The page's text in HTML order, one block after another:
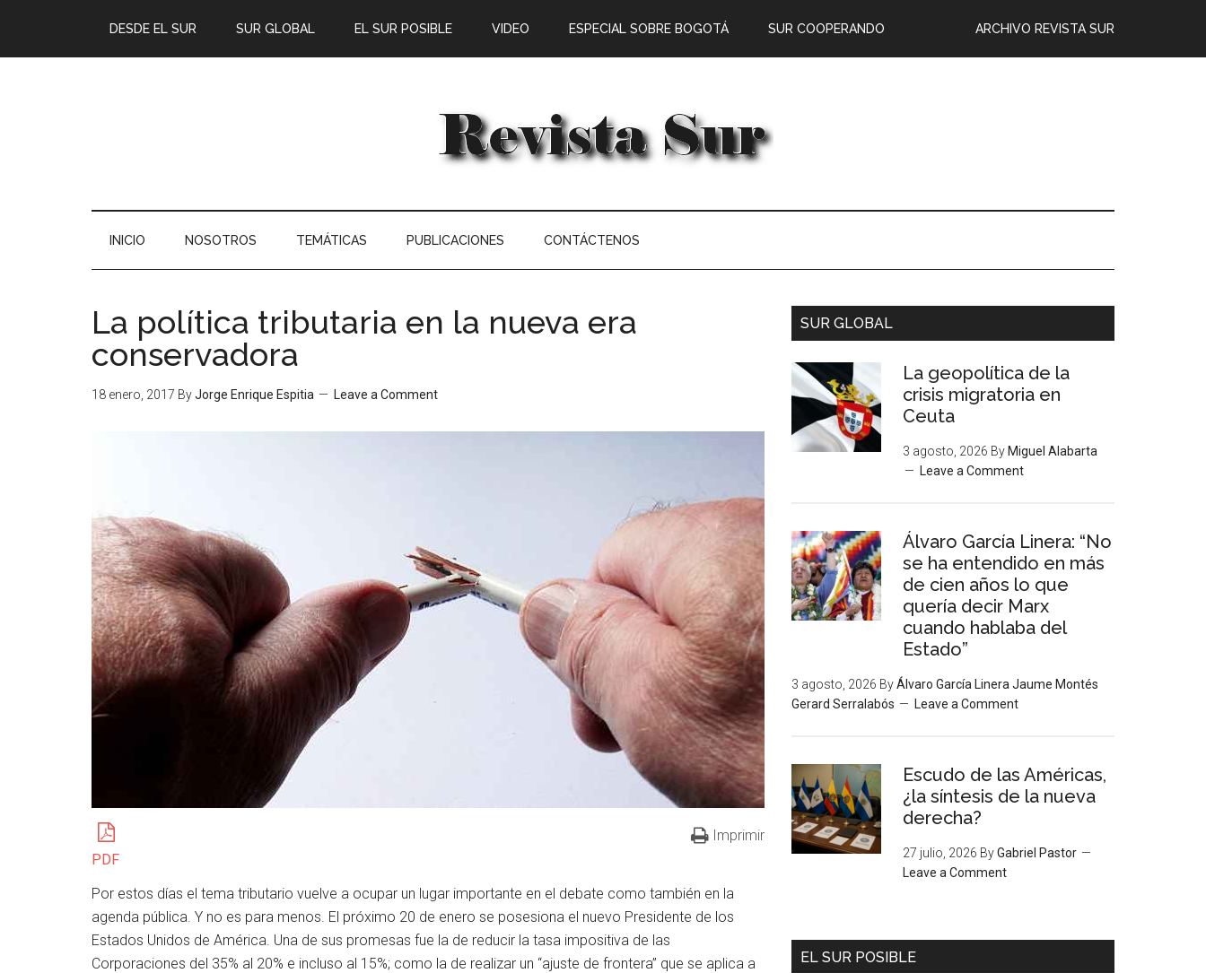
DESDE EL SUR SUR GLOBAL EL SUR POSIBLE ARCHIVO REVISTA SUR
VIDEO ESPECIAL SOBRE BOGOTÁ SUR COOPERANDO
INICIO NOSOTROS TEMÁTICAS PUBLICACIONES CONTÁCTENOS
La política tributaria en la nueva era
conservadora
18 enero, 2017 ByJorge Enrique Espitia Leave a Comment
PDF
Imprimir
Por estos días el tema tributario vuelve a ocupar un lugar importante en el debate como también en la
agenda pública. Y no es para menos. El próximo 20 de enero se posesiona el nuevo Presidente de los
Estados Unidos de América. Una de sus promesas fue la de reducir la tasa impositiva de las
Corporaciones del 35% al 20% e incluso al 15%; como la de realizar un “ajuste de frontera” que se aplica a
SUR GLOBAL
La geopolítica de la
crisis migratoria en
Ceuta
3 agosto, 2026 By Miguel Alabarta
Leave a Comment
Álvaro García Linera: “No
se ha entendido en más
de cien años lo que
quería decir Marx
cuando hablaba del
Estado”
3 agosto, 2026 ByÁlvaro García Linera Jaume Montés
Gerard Serralabós
Leave a Comment
Escudo de las Américas,
¿la síntesis de la nueva
derecha?
27 julio, 2026 ByGabriel Pastor
Leave a Comment
EL SUR POSIBLE